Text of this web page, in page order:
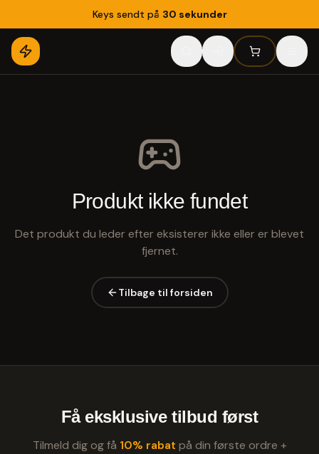
Keys sendt på 30 sekunder
Produkt ikke fundet
Det produkt du leder efter eksisterer ikke eller er blevet
fjernet.
Tilbage til forsiden
Få eksklusive tilbud først
Tilmeld dig og få 10% rabat på din første ordre +